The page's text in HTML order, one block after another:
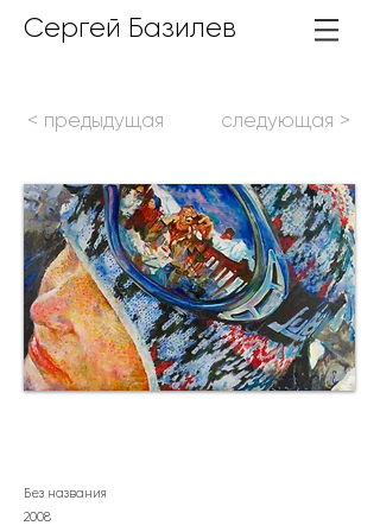
Сергей Базилев
< предыдущая следующая >
Без названия
2008